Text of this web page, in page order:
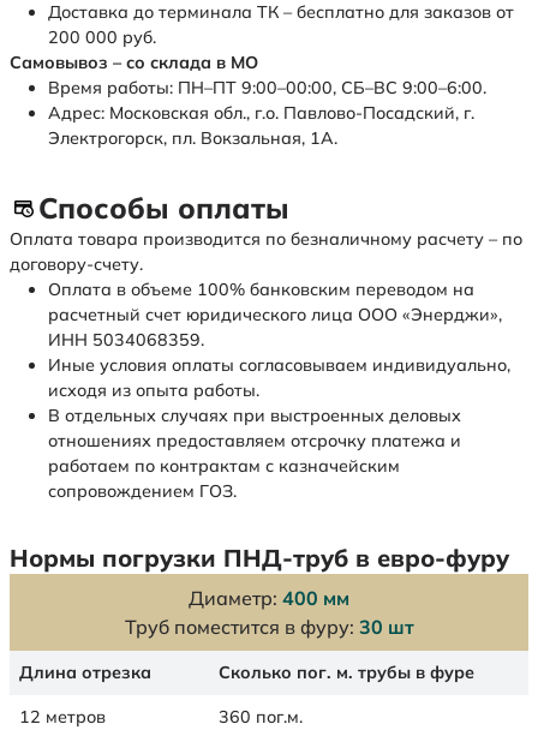
Доставка до терминала ТК – бесплатно для заказов от
200 000 руб.
Самовывоз – со склада в МО
Время работы: ПН–ПТ 9:00–00:00, СБ–ВС 9:00–6:00.
Адрес: Московская обл., г.о. Павлово-Посадский, г.
Электрогорск, пл. Вокзальная, 1А.
Способы оплаты
Оплата товара производится по безналичному расчету – по
договору-счету.
Оплата в объеме 100% банковским переводом на
расчетный счет юридического лица ООО «Энерджи»,
ИНН 5034068359.
Иные условия оплаты согласовываем индивидуально,
исходя из опыта работы.
В отдельных случаях при выстроенных деловых
отношениях предоставляем отсрочку платежа и
работаем по контрактам с казначейским
сопровождением ГОЗ.
Нормы погрузки ПНД-труб в евро-фуру
Диаметр: 400 мм
Труб поместится в фуру: 30 шт
Длина отрезка Сколько пог. м. трубы в фуре
12 метров 360 пог.м.